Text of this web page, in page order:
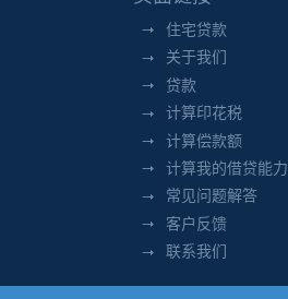
住宅贷款
关于我们
贷款
计算印花税
计算偿款额
计算我的借贷能力
常见问题解答
客户反馈
联系我们